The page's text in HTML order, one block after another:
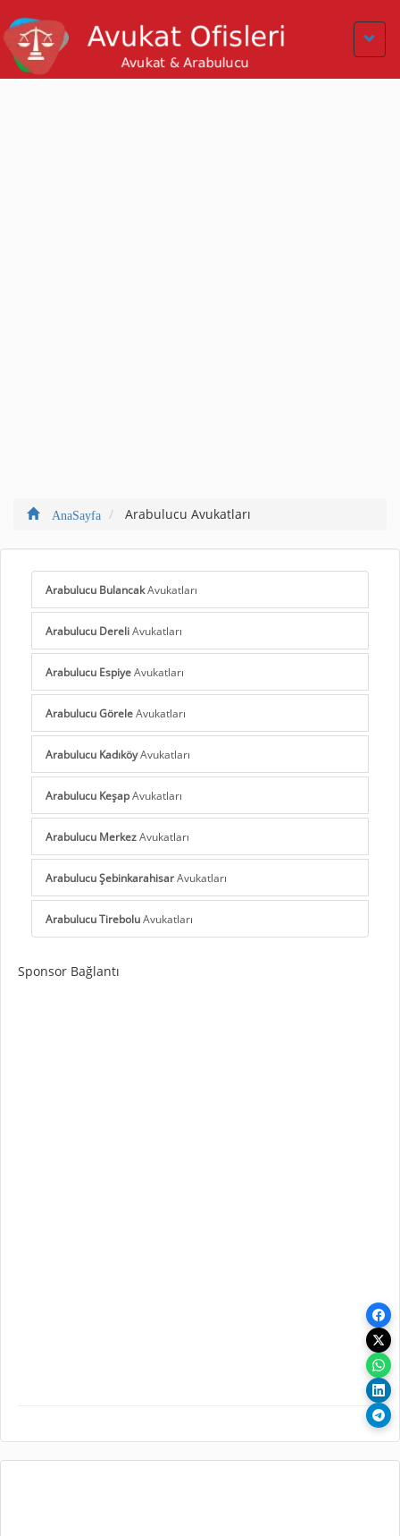
AnaSayfa Arabulucu Avukatları
Arabulucu BulancakAvukatları
Arabulucu DereliAvukatları
Arabulucu EspiyeAvukatları
Arabulucu GöreleAvukatları
Arabulucu KadıköyAvukatları
Arabulucu KeşapAvukatları
Arabulucu MerkezAvukatları
Arabulucu ŞebinkarahisarAvukatları
Arabulucu TireboluAvukatları
Sponsor Bağlantı